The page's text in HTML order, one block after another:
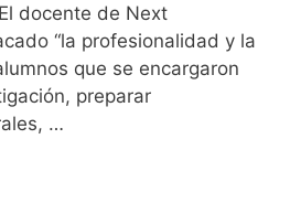
docente de Next
“la profesionalidad y la
que se encargaron
preparar
…